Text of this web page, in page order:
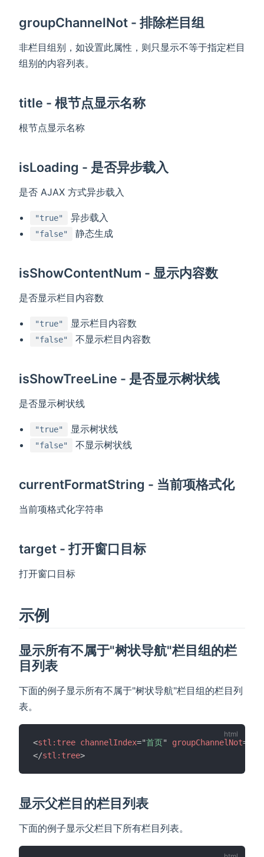
groupChannelNot - 排除栏目组
非栏目组别，如设置此属性，则只显示不等于指定栏目
组别的内容列表。
title - 根节点显示名称
根节点显示名称
isLoading - 是否异步载入
是否 AJAX 方式异步载入
"true" 异步载入
"false" 静态生成
isShowContentNum - 显示内容数
是否显示栏目内容数
"true" 显示栏目内容数
"false" 不显示栏目内容数
isShowTreeLine - 是否显示树状线
是否显示树状线
"true" 显示树状线
"false" 不显示树状线
currentFormatString - 当前项格式化
当前项格式化字符串
target - 打开窗口目标
打开窗口目标
示例
显示所有不属于"树状导航"栏目组的栏
目列表
下面的例子显示所有不属于"树状导航"栏目组的栏目列
表。
<stl: tree channelIndex="首页" groupChannelNot=
</stl: tree>
显示父栏目的栏目列表
下面的例子显示父栏目下所有栏目列表。